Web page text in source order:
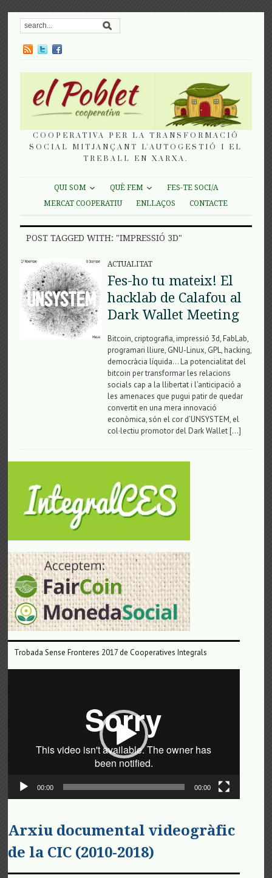
COOPERATIVA PER LA TRANSFORMACIÓ
SOCIAL MITJANÇANT L'AUTOGESTIÓ I EL
TREBALL EN XARXA.
QUI SOM QUÈ FEM
FES-TE SOCI/A
MERCAT COOPERATIU
ENLLAÇOS CONTACTE
POST TAGGED WITH: "IMPRESSIÓ 3D"
ACTUALITAT
Fes-ho tu mateix! El
hacklab de Calafou al
Dark Wallet Meeting
Bitcoin, criptografia, impressió 3d, FabLab,
programari lliure, GNU-Linux, GPL, hacking,
democràcia líquida… La potencialitat del
bitcoin per transformar les relacions
socials cap a la llibertat i l’anticipació a
les amenaces que pugui patir de quedar
convertit en una mera innovació
econòmica, són el cor d’UNSYSTEM, el
col·lectiu promotor del Dark Wallet […]
Trobada Sense Fronteres 2017 de Cooperatives Integrals
00:00 00:00
Arxiu documental videogràfic
de la CIC (2010-2018)